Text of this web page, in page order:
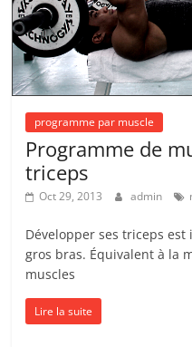
programme par muscle
Programme de
triceps
Oct 29, 2013 admin
Développer ses triceps
gros bras. Équivalent à la
muscles
Lire la suite